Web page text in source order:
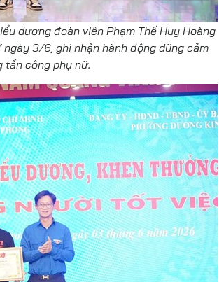
dương đoàn viên Phạm Thế Huy Hoàng
3/6, ghi nhận hành động dũng cảm
công phụ nữ.